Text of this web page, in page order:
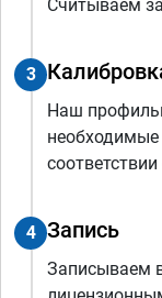
Считываем
3
Наш
4 Запись
Записываем